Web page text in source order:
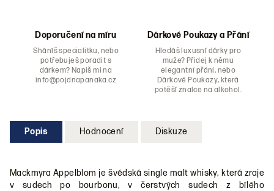
Doporučení na míru
Sháníš specialitku, nebo
potřebuješ poradit s
dárkem? Napiš mi na
info@pojdnapanaka.cz
Dárkové Poukazy a Přání
Hledáš luxusní dárky pro
muže? Přidej k němu
elegantní přání, nebo
Dárkové Poukazy, která
potěší znalce na alkohol.
Popis Hodnocení Diskuze
Mackmyra Appelblom je švédská single malt whisky, která zraje
v sudech po bourbonu, v čerstvých sudech z bílého